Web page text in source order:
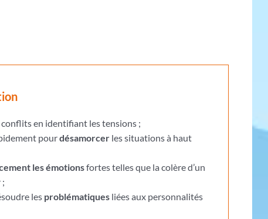
conflits en identifiant les tensions ;
pourdésamorcer les situations à haut
les émotionsfortes telles que la colère d’un
les problématiques liées aux personnalités